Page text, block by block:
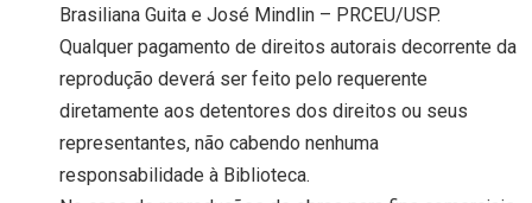
Brasiliana Guita e José Mindlin – PRCEU/USP.
Qualquer pagamento de direitos autorais decorrente da
reprodução deverá ser feito pelo requerente
diretamente aos detentores dos direitos ou seus
representantes, não cabendo nenhuma
responsabilidade à Biblioteca.